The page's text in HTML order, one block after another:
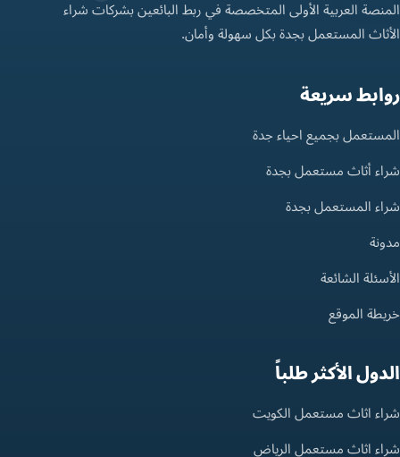
المنصة العربية الأولى المتخصصة في ربط البائعين بشركات شراء
الأثاث المستعمل بجدة بكل سهولة وأمان.
روابط سريعة
المستعمل بجميع احياء جدة
شراء أثاث مستعمل بجدة
شراء المستعمل بجدة
مدونة
الأسئلة الشائعة
خريطة الموقع
الدول الأكثر طلباً
شراء اثاث مستعمل الكويت
شراء اثاث مستعمل الرياض